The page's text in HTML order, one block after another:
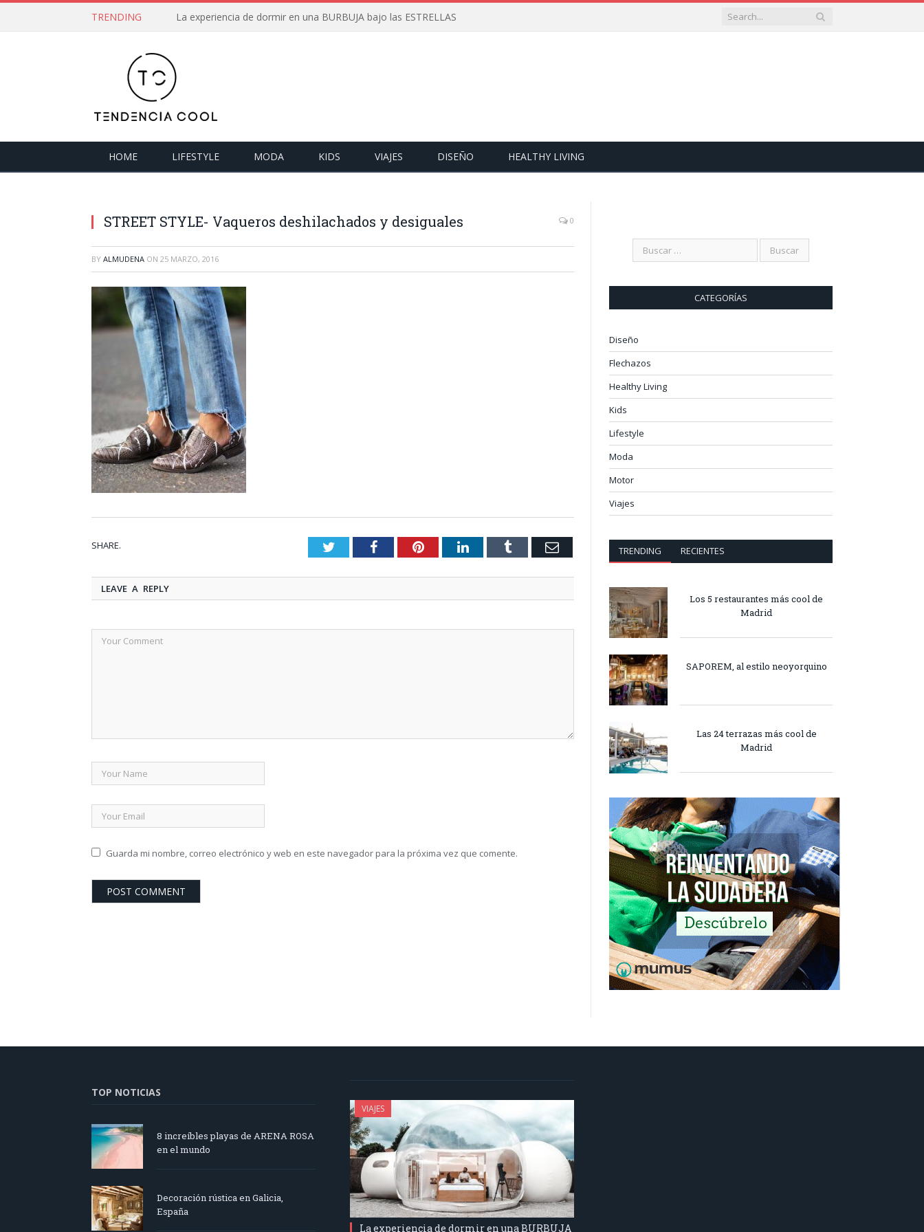
TRENDING La experiencia de dormir en una BURBUJA bajo las ESTRELLAS
HOME LIFESTYLE MODA KIDS VIAJES DISEÑO HEALTHY LIVING
STREET STYLE- Vaqueros deshilachados y desiguales 0
BY ALMUDENA ON 25 MARZO, 2016
SHARE. TwitterFacebookPinterestLinkedInTumblr Email
LEAVE A REPLY
Guarda mi nombre, correo electrónico y web en este navegador para la próxima vez que comente.
CATEGORÍAS
Diseño
Flechazos
Healthy Living
Kids
Lifestyle
Moda
Motor
Viajes
TRENDING RECIENTES
Los 5 restaurantes más cool de
Madrid
SAPOREM, al estilo neoyorquino
Las 24 terrazas más cool de
Madrid
TOP NOTICIAS
8 increíbles playas de ARENA ROSA
en el mundo
Decoración rústica en Galicia,
España
VIAJES
La experiencia de dormir en una BURBUJA